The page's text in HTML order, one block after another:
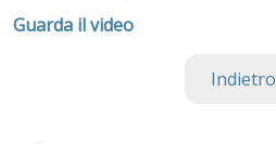
Guarda il video
Indietro